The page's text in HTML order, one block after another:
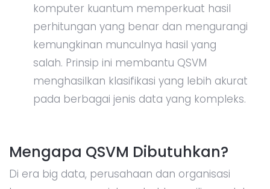
komputer kuantum memperkuat hasil
perhitungan yang benar dan mengurangi
kemungkinan munculnya hasil yang
salah. Prinsip ini membantu QSVM
menghasilkan klasifikasi yang lebih akurat
pada berbagai jenis data yang kompleks.
Mengapa QSVM Dibutuhkan?
Di era big data, perusahaan dan organisasi